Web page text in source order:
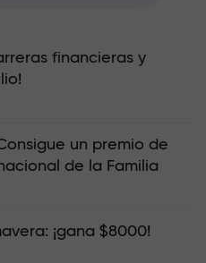
financieras y
un premio de
de la Familia
¡gana $8000!